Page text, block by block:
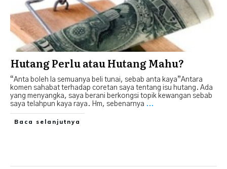
Hutang Perlu atau Hutang Mahu?
“Anta boleh la semuanya beli tunai, sebab anta kaya”Antara
komen sahabat terhadap coretan saya tentang isu hutang. Ada
yang menyangka, saya berani berkongsi topik kewangan sebab
saya telahpun kaya raya. Hm, sebenarnya ...
Baca selanjutnya